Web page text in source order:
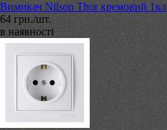
Вимикач Nilson Thor кремовий 1кл
64 грн./шт.
в наявності